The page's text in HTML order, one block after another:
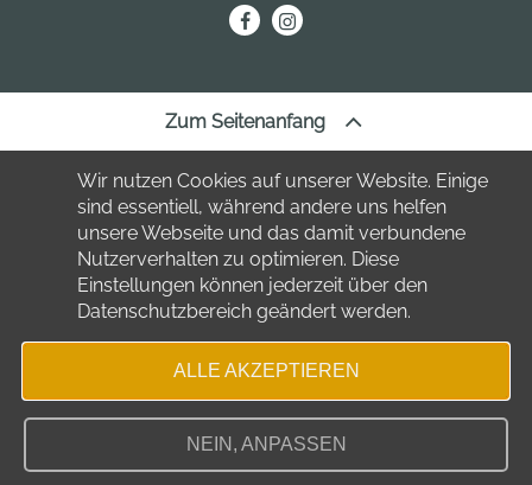
Zum Seitenanfang
Wir nutzen Cookies auf unserer Website. Einige
sind essentiell, während andere uns helfen
unsere Webseite und das damit verbundene
Nutzerverhalten zu optimieren. Diese
Einstellungen können jederzeit über den
Datenschutzbereich geändert werden.
ALLE AKZEPTIEREN
NEIN, ANPASSEN